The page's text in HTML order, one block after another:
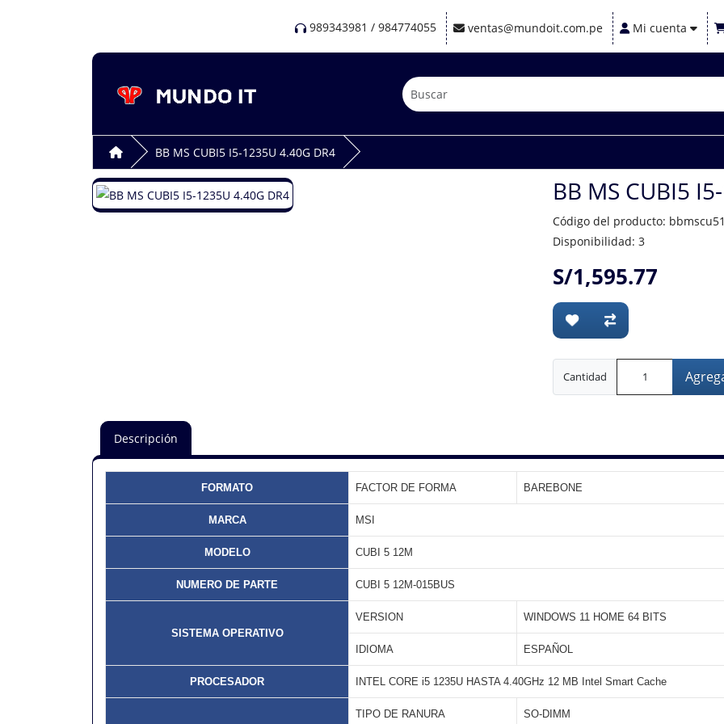
989343981 / 984774055 ventas@mundoit.com.pe Mi cuenta
BB MS CUBI5 I5-1235U 4.40G DR4
BB MS CUBI5
Código del producto:
Disponibilidad: 3
S/1,595.77
Cantidad
Descripción
FORMATO FACTOR DE FORMA BAREBONE
MARCA MSI
MODELO CUBI 5 12M
NUMERO DE PARTE CUBI 5 12M-015BUS
SISTEMA OPERATIVO
VERSION WINDOWS 11 HOME 64 BITS
IDIOMA ESPAÑOL
PROCESADOR INTEL CORE i5 1235U HASTA 4.40GHz 12 MB Intel Smart Cache
TIPO DE RANURA SO-DIMM